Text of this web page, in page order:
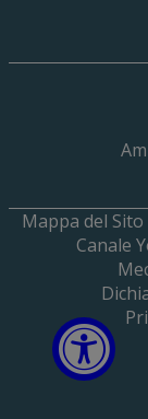
19
Mappa del Sito
Canale